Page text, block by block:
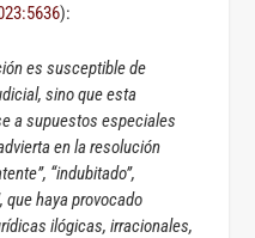
):
es susceptible de
sino que esta
a supuestos especiales
en la resolución
“indubitado”,
que haya provocado
ilógicas, irracionales,